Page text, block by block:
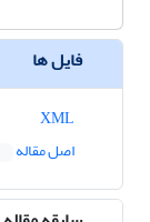
فایل ها
اصل مقاله